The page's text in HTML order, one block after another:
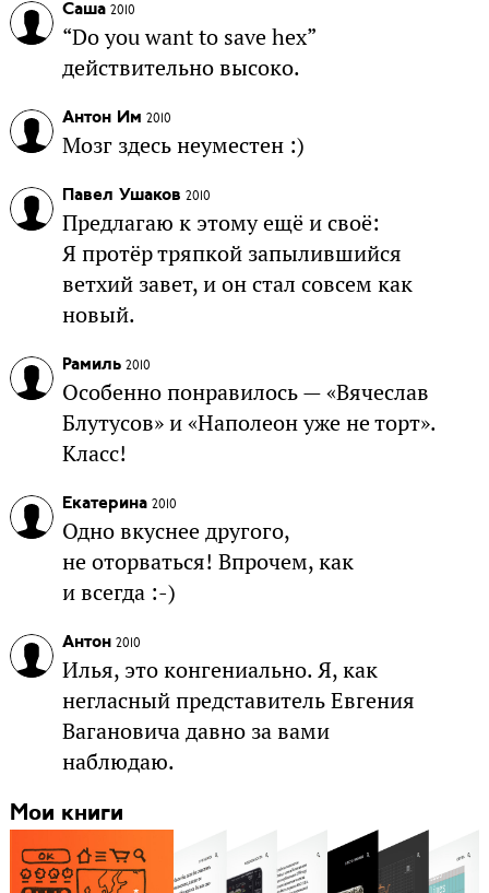
Саша 2010
“Do you want to save hex”
действительно высоко.
Антон Им 2010
Мозг здесь неуместен :)
Павел Ушаков 2010
Предлагаю к этому ещё и своё:
Я протёр тряпкой запылившийся
ветхий завет, и он стал совсем как
новый.
Рамиль 2010
Особенно понравилось — «Вячеслав
Блутусов» и «Наполеон уже не торт».
Класс!
Екатерина 2010
Одно вкуснее другого,
не оторваться! Впрочем, как
и всегда :-)
Антон 2010
Илья, это конгениально. Я, как
негласный представитель Евгения
Вагановича давно за вами
наблюдаю.
Мои книги